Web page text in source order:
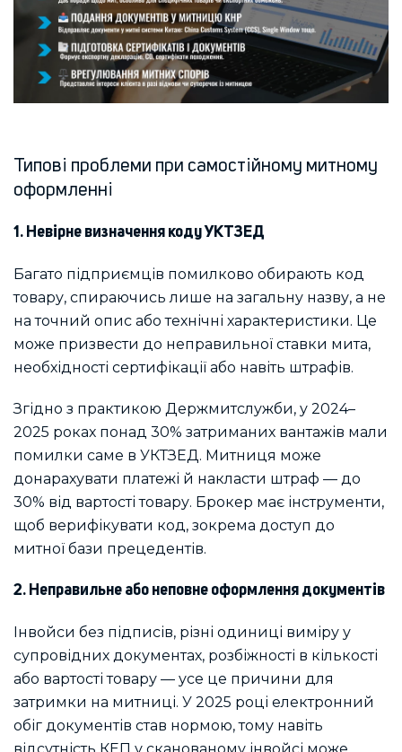
Типові проблеми при самостійному митному
оформленні
1. Невірне визначення коду УКТЗЕД
Багато підприємців помилково обирають код
товару, спираючись лише на загальну назву, а не
на точний опис або технічні характеристики. Це
може призвести до неправильної ставки мита,
необхідності сертифікації або навіть штрафів.
Згідно з практикою Держмитслужби, у 2024–
2025 роках понад 30% затриманих вантажів мали
помилки саме в УКТЗЕД. Митниця може
донарахувати платежі й накласти штраф — до
30% від вартості товару. Брокер має інструменти,
щоб верифікувати код, зокрема доступ до
митної бази прецедентів.
2. Неправильне або неповне оформлення документів
Інвойси без підписів, різні одиниці виміру у
супровідних документах, розбіжності в кількості
або вартості товару — усе це причини для
затримки на митниці. У 2025 році електронний
обіг документів став нормою, тому навіть